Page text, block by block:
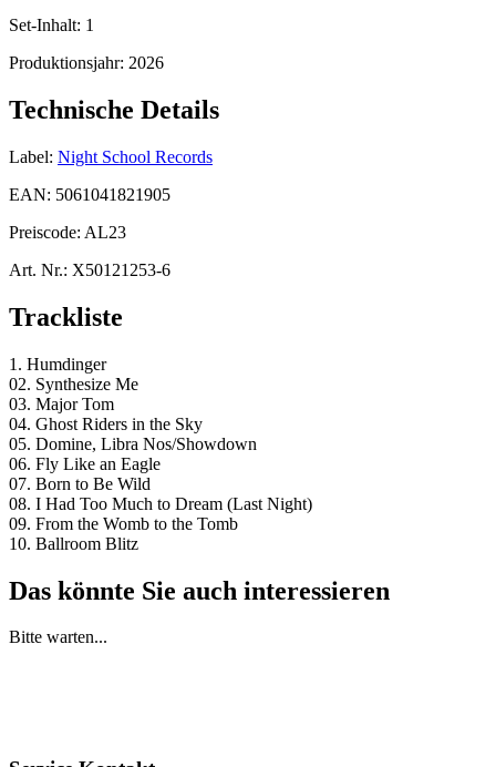
Set-Inhalt: 1
Produktionsjahr: 2026
Technische Details
Label: Night School Records
EAN: 5061041821905
Preiscode: AL23
Art. Nr.: X50121253-6
Trackliste
1. Humdinger
02. Synthesize Me
03. Major Tom
04. Ghost Riders in the Sky
05. Domine, Libra Nos/Showdown
06. Fly Like an Eagle
07. Born to Be Wild
08. I Had Too Much to Dream (Last Night)
09. From the Womb to the Tomb
10. Ballroom Blitz
Das könnte Sie auch interessieren
Bitte warten...